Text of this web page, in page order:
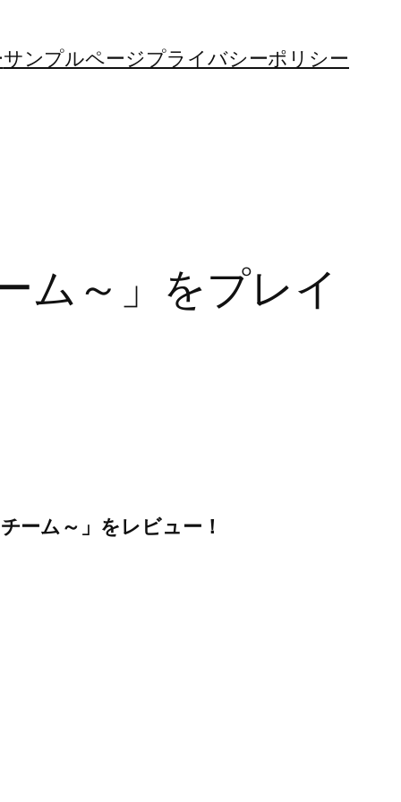
サンプルページプライバシーポリシー
ム～」をプレイ
ーム～」をレビュー！